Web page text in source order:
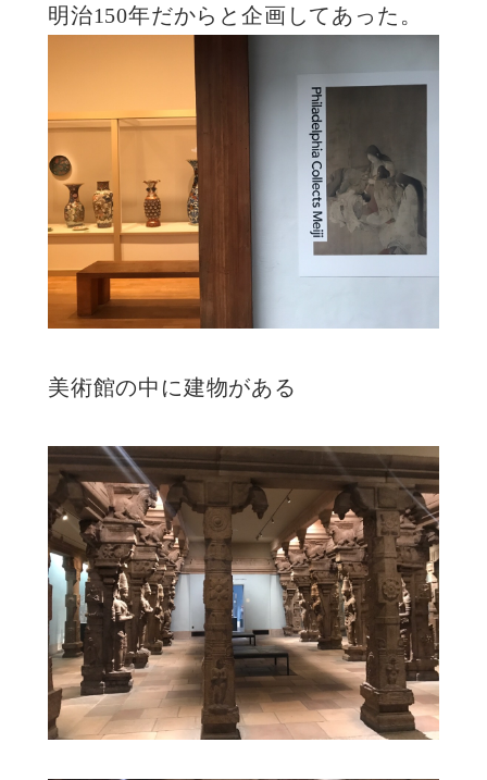
明治150年だからと企画してあった。
美術館の中に建物がある